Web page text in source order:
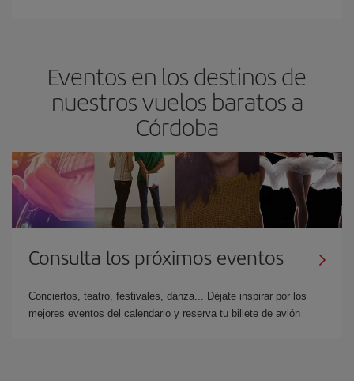
Eventos en los destinos de
nuestros vuelos baratos a
Córdoba
Consulta los próximos eventos
Conciertos, teatro, festivales, danza... Déjate inspirar por los
mejores eventos del calendario y reserva tu billete de avión